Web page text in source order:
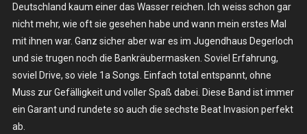
Deutschland kaum einer das Wasser reichen. Ich weiss schon gar
nicht mehr, wie oft sie gesehen habe und wann mein erstes Mal
mit ihnen war. Ganz sicher aber war es im Jugendhaus Degerloch
und sie trugen noch die Bankräubermasken. Soviel Erfahrung,
soviel Drive, so viele 1a Songs. Einfach total entspannt, ohne
Muss zur Gefälligkeit und voller Spaß dabei. Diese Band ist immer
ein Garant und rundete so auch die sechste Beat Invasion perfekt
ab.